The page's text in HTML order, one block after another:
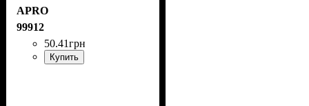
APRO
99912
50.41грн
Купить